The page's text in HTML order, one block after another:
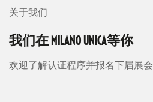
关于我们
我们在 MILANO UNICA等你
欢迎了解认证程序并报名下届展会